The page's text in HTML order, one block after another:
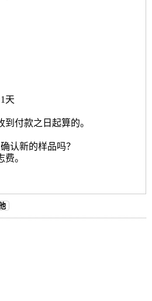
天
付款之日起算的。
认新的样品吗？
。